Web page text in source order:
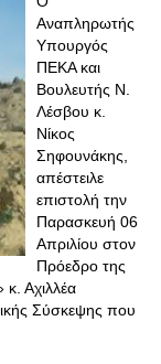
Αναπληρωτής
Υπουργός
ΠΕΚΑ και
Βουλευτής Ν.
Λέσβου κ.
Νίκος
Σηφουνάκης,
απέστειλε
επιστολή την
Παρασκευή 06
Απριλίου στον
Πρόεδρο της
Αχιλλέα
Σύσκεψης που